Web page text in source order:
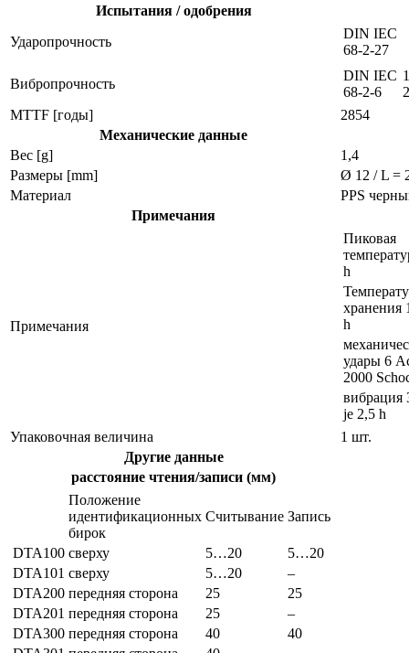
Испытания / одобрения
Ударопрочность
DIN IEC
68-2-27
Вибропрочность
DIN IEC
68-2-6
MTTF [годы]
2854
Механические данные
Вес [g]
1,4
Размеры [mm]
Ø 12 / L =
Материал
PPS
Примечания
Примечания
Пиковая
h
хранения
h
удары 6
2000
вибрация
je 2,5 h
Упаковочная величина
1 шт.
Другие данные
расстояние чтения/записи (мм)
Положение
идентификационных
бирок
Считывание Запись
DTA100 сверху 5…20
5…20
DTA101 сверху 5…20
–
DTA200 передняя сторона 25
25
DTA201 передняя сторона 25
–
DTA300 передняя сторона 40
40